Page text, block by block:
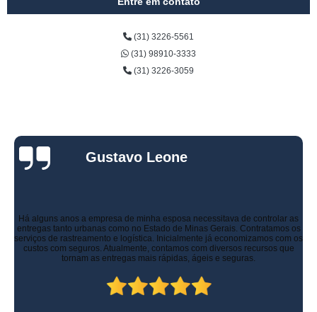
(31) 3226-5561
(31) 98910-3333
(31) 3226-3059
Gustavo Leone
Há alguns anos a empresa de minha esposa necessitava de controlar as
entregas tanto urbanas como no Estado de Minas Gerais. Contratamos os
serviços de rastreamento e logística. Inicialmente já economizamos com os
custos com seguros. Atualmente, contamos com diversos recursos que
tornam as entregas mais rápidas, ágeis e seguras.